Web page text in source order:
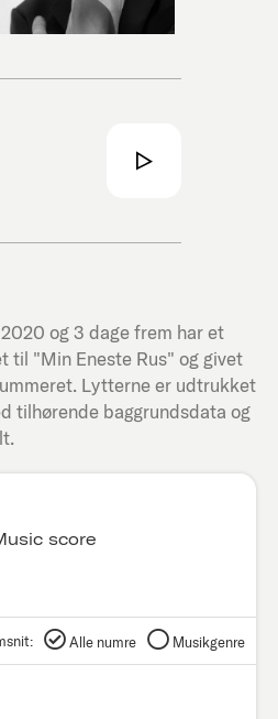
og 3 dage frem har et
til "Min Eneste Rus" og givet
Lytterne er udtrukket
tilhørende baggrundsdata og
score
Alle numre Musikgenre